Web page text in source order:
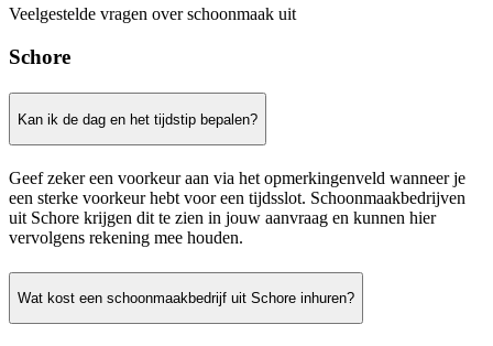
Veelgestelde vragen over schoonmaak uit
Schore
Kan ik de dag en het tijdstip bepalen?
Geef zeker een voorkeur aan via het opmerkingenveld wanneer je
een sterke voorkeur hebt voor een tijdsslot. Schoonmaakbedrijven
uit Schore krijgen dit te zien in jouw aanvraag en kunnen hier
vervolgens rekening mee houden.
Wat kost een schoonmaakbedrijf uit Schore inhuren?